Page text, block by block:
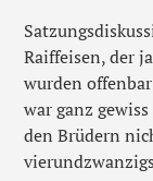
Raiffeisen, der
wurden
war ganz
den Brüdern